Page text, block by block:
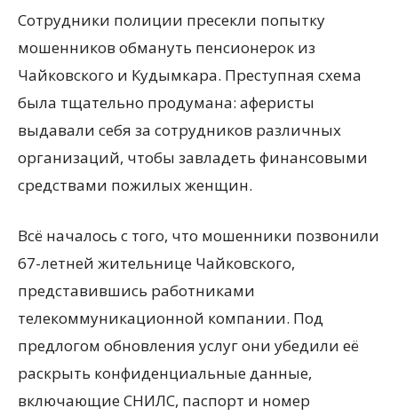
Сотрудники полиции пресекли попытку
мошенников обмануть пенсионерок из
Чайковского и Кудымкара. Преступная схема
была тщательно продумана: аферисты
выдавали себя за сотрудников различных
организаций, чтобы завладеть финансовыми
средствами пожилых женщин.
Всё началось с того, что мошенники позвонили
67-летней жительнице Чайковского,
представившись работниками
телекоммуникационной компании. Под
предлогом обновления услуг они убедили её
раскрыть конфиденциальные данные,
включающие СНИЛС, паспорт и номер